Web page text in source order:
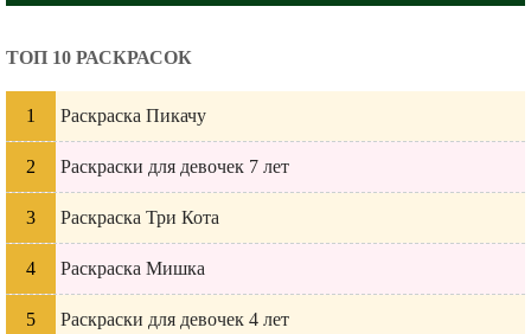
ТОП 10 РАСКРАСОК
Раскраска Пикачу
Раскраски для девочек 7 лет
Раскраска Три Кота
Раскраска Мишка
Раскраски для девочек 4 лет